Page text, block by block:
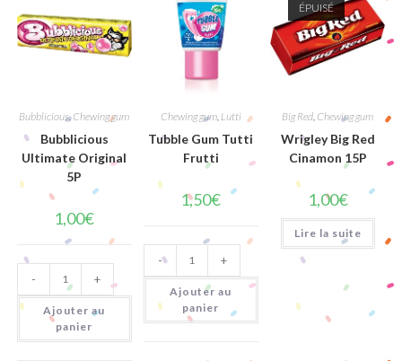
Bubblicious,Chewing gum
Bubblicious
Ultimate Original
5P
1,00€
quantité
de
Bubblicious
Ultimate
Original
5P
- +
Ajouter au
panier
Chewing gum, Lutti
Tubble Gum Tutti
Frutti
1,50€
quantité
de
Tubble
Gum
Tutti
Frutti
- +
Ajouter au
panier
ÉPUISÉ
Big Red Chewing gum
Wrigley Big Red
Cinamon 15P
1,00€
Lire la suite